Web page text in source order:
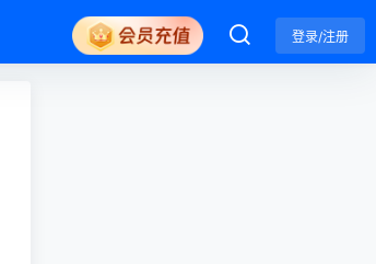
登录/注册